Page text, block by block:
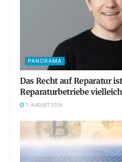
PANORAMA
Das Recht auf Reparatur
Reparaturbetriebe
7. AUGUST 2026